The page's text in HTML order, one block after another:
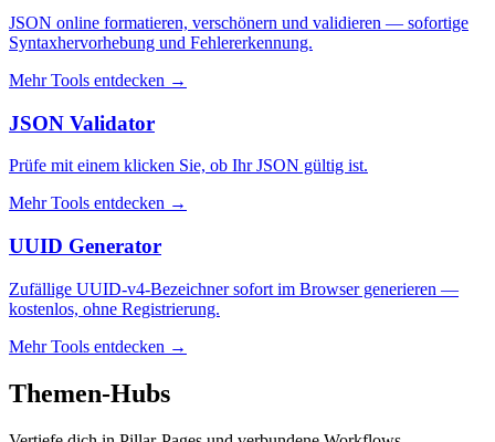
JSON online formatieren, verschönern und validieren — sofortige
Syntaxhervorhebung und Fehlererkennung.
Mehr Tools entdecken →
JSON Validator
Prüfe mit einem klicken Sie, ob Ihr JSON gültig ist.
Mehr Tools entdecken →
UUID Generator
Zufällige UUID-v4-Bezeichner sofort im Browser generieren —
kostenlos, ohne Registrierung.
Mehr Tools entdecken →
Themen-Hubs